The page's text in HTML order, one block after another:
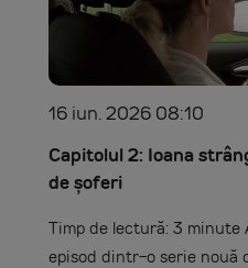
16 iun. 2026 08:10
Capitolul 2: Ioana
de șoferi
Timp de lectură: 3 minute
episod dintr-o serie nouă